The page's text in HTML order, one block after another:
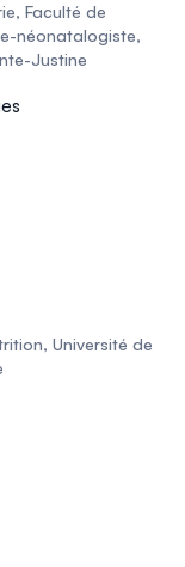
Faculté de
néonatalogiste,
Justine
Université de